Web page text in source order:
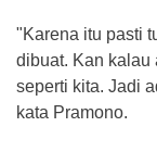
"Karena itu pasti
dibuat. Kan kalau
seperti kita. Jadi
kata Pramono.